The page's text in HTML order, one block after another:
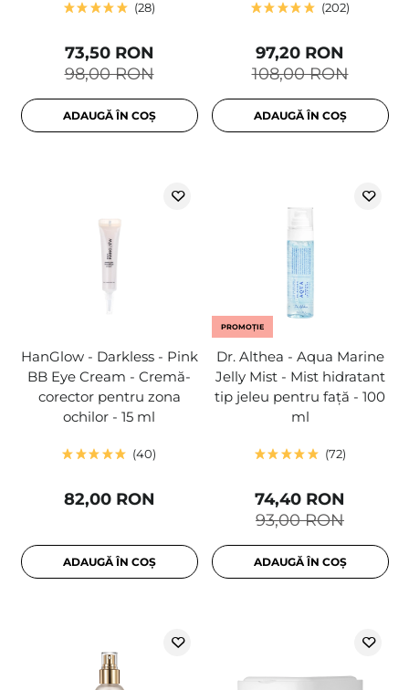
28
98,00 RON
73,50 RON
ADAUGĂ ÎN COȘ
202
108,00 RON
97,20 RON
ADAUGĂ ÎN COȘ
HanGlow - Darkless - Pink
BB Eye Cream - Cremă-
corector pentru zona
ochilor - 15 ml
40
82,00 RON
ADAUGĂ ÎN COȘ
PROMOȚIE
Dr. Althea - Aqua Marine
Jelly Mist - Mist hidratant
tip jeleu pentru față - 100
ml
72
93,00 RON
74,40 RON
ADAUGĂ ÎN COȘ